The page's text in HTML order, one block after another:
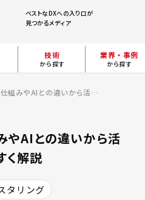
ベストなDXへの入り口が
見つかるメディア
技術
から探す
業界・事例
から探す
機械学習とは？仕組みやAIとの違いから活用事例までわかりやすく解説
やAIとの違いから活
く解説
タリング